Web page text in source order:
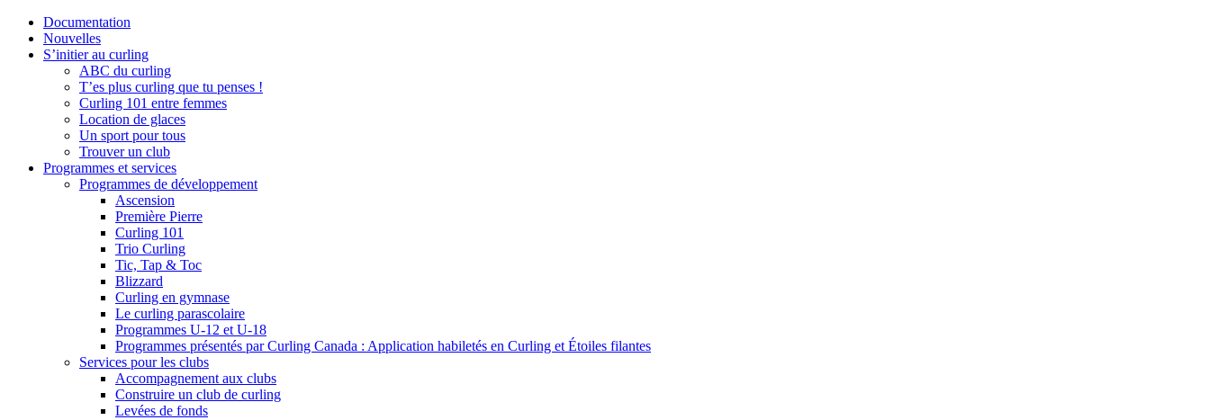
Documentation
Nouvelles
S’initier au curling
ABC du curling
T’es plus curling que tu penses !
Curling 101 entre femmes
Location de glaces
Un sport pour tous
Trouver un club
Programmes et services
Programmes de développement
Ascension
Première Pierre
Curling 101
Trio Curling
Tic, Tap & Toc
Blizzard
Curling en gymnase
Le curling parascolaire
Programmes U-12 et U-18
Programmes présentés par Curling Canada : Application habiletés en Curling et Étoiles filantes
Services pour les clubs
Accompagnement aux clubs
Construire un club de curling
Levées de fonds